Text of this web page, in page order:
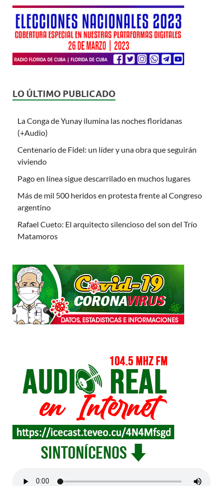
LO ÚLTIMO PUBLICADO
La Conga de Yunay ilumina las noches floridanas
(+Audio)
Centenario de Fidel: un líder y una obra que seguirán
viviendo
Pago en línea sigue descarrilado en muchos lugares
Más de mil 500 heridos en protesta frente al Congreso
argentino
Rafael Cueto: El arquitecto silencioso del son del Trío
Matamoros